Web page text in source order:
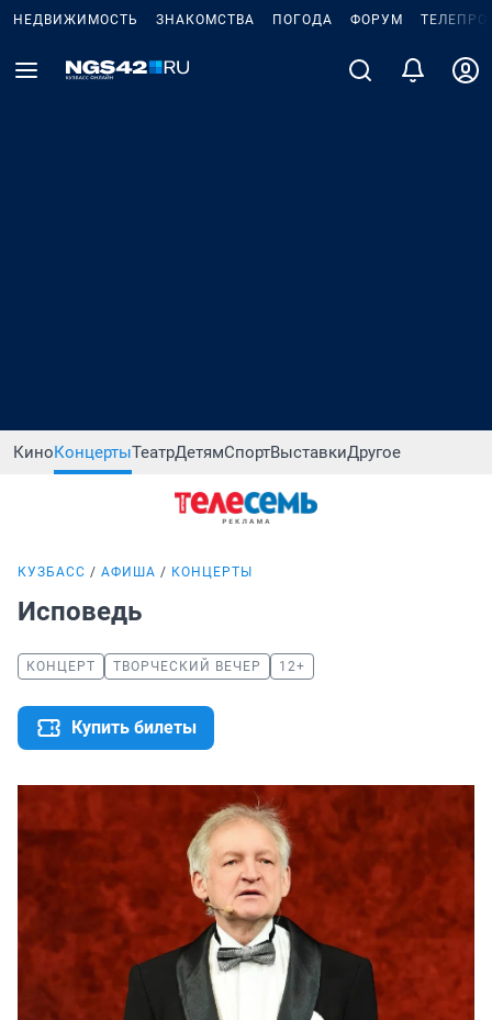
НЕДВИЖИМОСТЬ ЗНАКОМСТВА ПОГОДА ФОРУМ
КиноКонцертыТеатрДетямСпортВыставкиДругое
КУЗБАСС АФИША КОНЦЕРТЫ
Исповедь
КОНЦЕРТ ТВОРЧЕСКИЙ ВЕЧЕР 12+
Купить билеты